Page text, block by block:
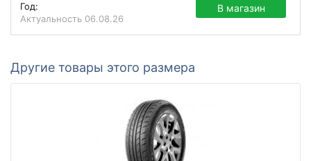
Год:
Актуальность 06.08.26
В магазин
Другие товары этого размера